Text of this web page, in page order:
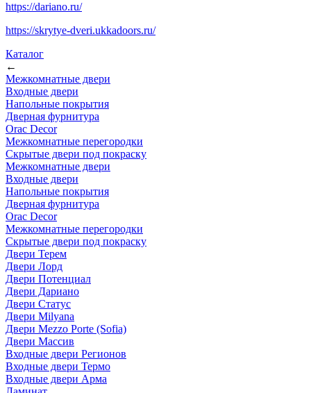
https://dariano.ru/
https://skrytye-dveri.ukkadoors.ru/
Каталог
←
Межкомнатные двери
Входные двери
Напольные покрытия
Дверная фурнитура
Orac Decor
Межкомнатные перегородки
Скрытые двери под покраскy
Межкомнатные двери
Входные двери
Напольные покрытия
Дверная фурнитура
Orac Decor
Межкомнатные перегородки
Скрытые двери под покраскy
Двери Терем
Двери Лорд
Двери Потенциал
Двери Дариано
Двери Статус
Двери Milyana
Двери Mezzo Porte (Sofia)
Двери Массив
Входные двери Регионов
Входные двери Термо
Входные двери Арма